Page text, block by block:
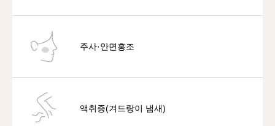
주사·안면홍조
액취증(겨드랑이 냄새)